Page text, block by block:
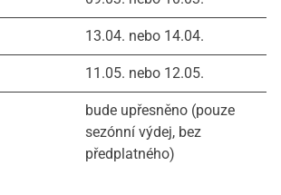
13.04. nebo 14.04.
11.05. nebo 12.05.
bude upřesněno (pouze
sezónní výdej, bez
předplatného)